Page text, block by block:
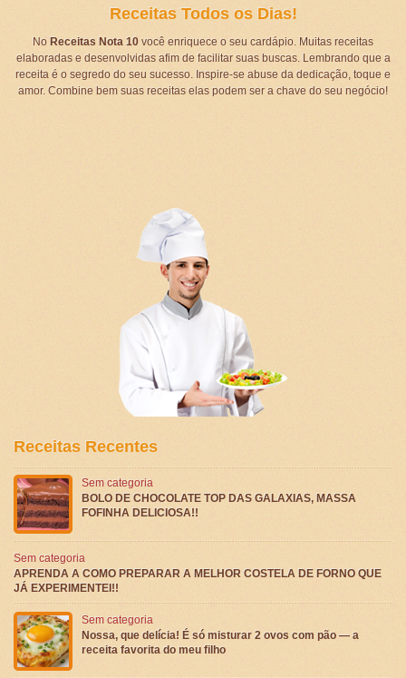
Receitas Todos os Dias!
No Receitas Nota 10você enriquece o seu cardápio. Muitas receitas
elaboradas e desenvolvidas afim de facilitar suas buscas. Lembrando que a
receita é o segredo do seu sucesso. Inspire-se abuse da dedicação, toque e
amor. Combine bem suas receitas elas podem ser a chave do seu negócio!
Receitas Recentes
Sem categoria
BOLO DE CHOCOLATE TOP DAS GALAXIAS, MASSA
FOFINHA DELICIOSA!!
Sem categoria
APRENDA A COMO PREPARAR A MELHOR COSTELA DE FORNO QUE
JÁ EXPERIMENTEI!!
Sem categoria
Nossa, que delícia! É só misturar 2 ovos com pão — a
receita favorita do meu filho